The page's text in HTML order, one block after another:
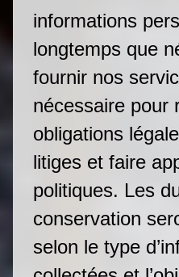
informations
longtemps que
fournir nos
nécessaire pour
obligations
litiges et faire
politiques. Les
conservation
selon le type